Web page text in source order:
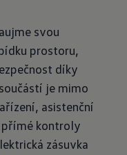
svou
prostoru,
díky
je mimo
asistenční
kontroly
zásuvka